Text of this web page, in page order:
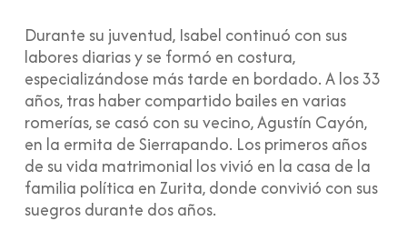
Durante su juventud, Isabel continuó con sus
labores diarias y se formó en costura,
especializándose más tarde en bordado. A los 33
años, tras haber compartido bailes en varias
romerías, se casó con su vecino, Agustín Cayón,
en la ermita de Sierrapando. Los primeros años
de su vida matrimonial los vivió en la casa de la
familia política en Zurita, donde convivió con sus
suegros durante dos años.